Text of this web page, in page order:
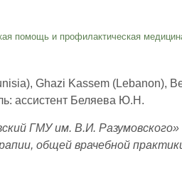
помощь и профилактическая
Ghazi Kassem (Lebanon),
ассистент Беляева Ю.Н.
ГМУ им. В.И. Разумовского»
общей врачебной